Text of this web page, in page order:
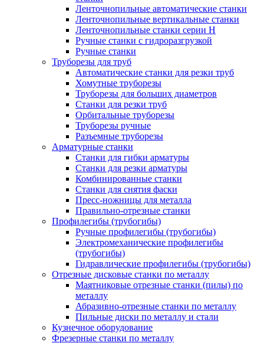
Ленточнопильные автоматические станки
Ленточнопильные вертикальные станки
Ленточнопильные станки серии H
Ручные станки с гидроразгрузкой
Ручные станки
Труборезы для труб
Автоматические станки для резки труб
Хомутные труборезы
Труборезы для больших диаметров
Станки для резки труб
Орбитальные труборезы
Труборезы ручные
Разъемные труборезы
Арматурные станки
Станки для гибки арматуры
Станки для резки арматуры
Комбинированные станки
Станки для снятия фаски
Пресс-ножницы для металла
Правильно-отрезные станки
Профилегибы (трубогибы)
Ручные профилегибы (трубогибы)
Электромеханические профилегибы
(трубогибы)
Гидравлические профилегибы (трубогибы)
Отрезные дисковые станки по металлу
Маятниковые отрезные станки (пилы) по
металлу
Абразивно-отрезные станки по металлу
Пильные диски по металлу и стали
Кузнечное оборудование
Фрезерные станки по металлу